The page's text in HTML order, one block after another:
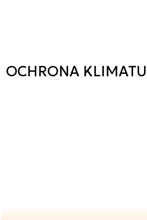
OCHRONA KLIMATU